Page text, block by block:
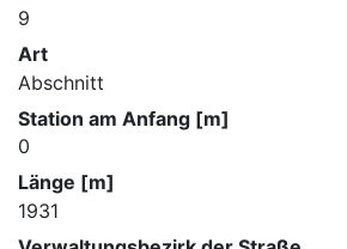
9
Art
Abschnitt
Station am Anfang [m]
0
Länge [m]
1931